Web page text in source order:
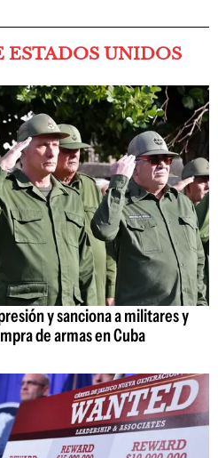
UNIDOS
y sanciona a militares y
de armas en Cuba